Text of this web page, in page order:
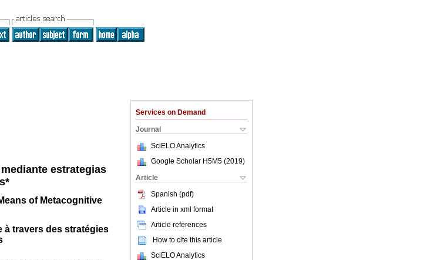
Services on Demand
Journal
SciELO Analytics
Google Scholar H5M5 (2019)
Article
Spanish (pdf)
Article in xml format
Article references
How to cite this article
SciELO Analytics
estrategias
of Metacognitive
travers des stratégies